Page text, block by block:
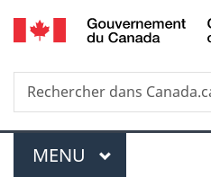
Recherche
Rechercher
dans
Menu
MENU PRINCIPAL